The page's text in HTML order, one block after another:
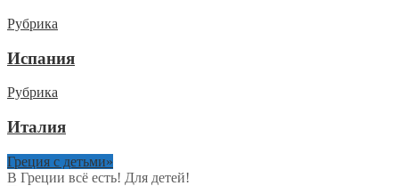
Рубрика
Испания
Рубрика
Италия
Греция с детьми»
В Греции всё есть! Для детей!